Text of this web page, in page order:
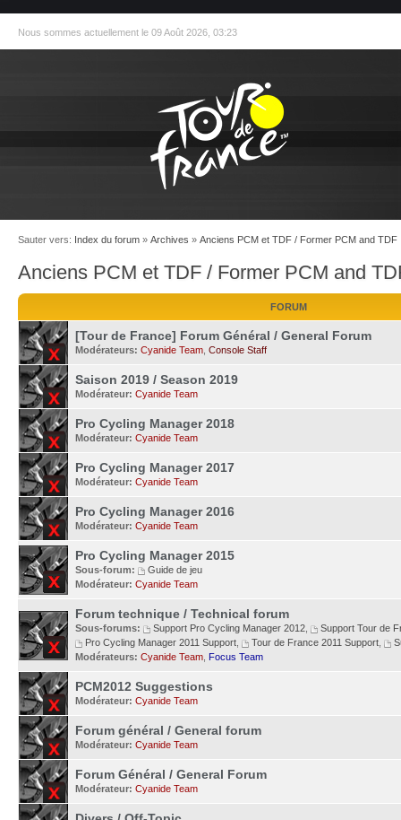
Nous sommes actuellement le 09 Août 2026, 03:23
Sauter vers: Index du forum » Archives » Anciens PCM et TDF / Former PCM and TDF
Anciens PCM et TDF / Former PCM and
FORUM
[Tour de France] Forum Général / General Forum
Modérateurs: Cyanide Team Console Staff
Saison 2019 / Season 2019
Modérateur: Cyanide Team
Pro Cycling Manager 2018
Modérateur: Cyanide Team
Pro Cycling Manager 2017
Modérateur: Cyanide Team
Pro Cycling Manager 2016
Modérateur: Cyanide Team
Pro Cycling Manager 2015
Sous-forum:
Guide de jeu
Modérateur: Cyanide Team
Forum technique / Technical forum
Sous-forums: Support Pro Cycling Manager 2012
Support Tour de
Pro Cycling Manager 2011 Support
Tour de France 2011 Support
Modérateurs: Cyanide Team Focus Team
PCM2012 Suggestions
Modérateur: Cyanide Team
Forum général / General forum
Modérateur: Cyanide Team
Forum Général / General Forum
Modérateur: Cyanide Team